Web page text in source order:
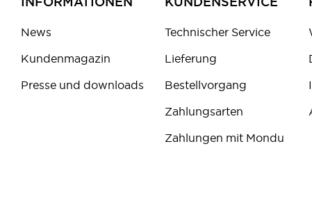
News
Kundenmagazin
Presse und downloads
Technischer Service
Lieferung
Bestellvorgang
Zahlungsarten
Zahlungen mit Mondu